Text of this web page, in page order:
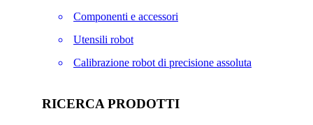
Componenti e accessori
Utensili robot
Calibrazione robot di precisione assoluta
RICERCA PRODOTTI